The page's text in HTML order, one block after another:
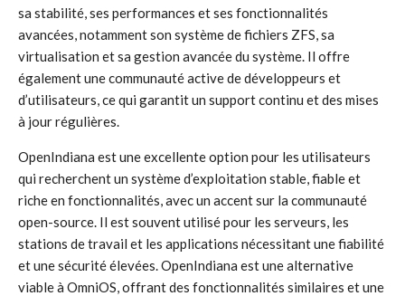
sa stabilité, ses performances et ses fonctionnalités
avancées, notamment son système de fichiers ZFS, sa
virtualisation et sa gestion avancée du système. Il offre
également une communauté active de développeurs et
d’utilisateurs, ce qui garantit un support continu et des mises
à jour régulières.
OpenIndiana est une excellente option pour les utilisateurs
qui recherchent un système d’exploitation stable, fiable et
riche en fonctionnalités, avec un accent sur la communauté
open-source. Il est souvent utilisé pour les serveurs, les
stations de travail et les applications nécessitant une fiabilité
et une sécurité élevées. OpenIndiana est une alternative
viable à OmniOS, offrant des fonctionnalités similaires et une